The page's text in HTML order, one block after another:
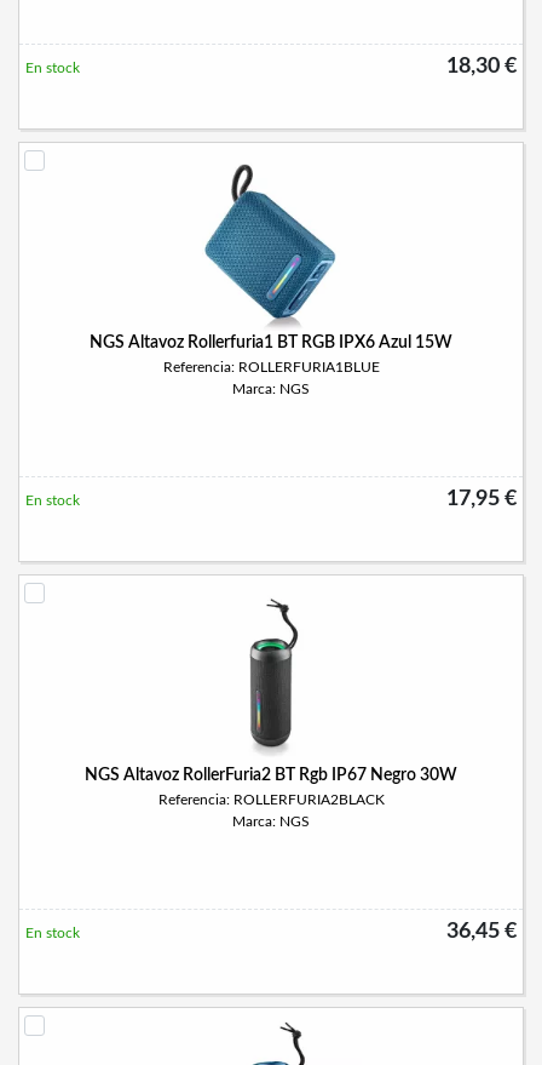
18,30 €
En stock
NGS Altavoz Rollerfuria1 BT RGB IPX6 Azul 15W
Referencia: ROLLERFURIA1BLUE
Marca: NGS
17,95 €
En stock
NGS Altavoz RollerFuria2 BT Rgb IP67 Negro 30W
Referencia: ROLLERFURIA2BLACK
Marca: NGS
36,45 €
En stock